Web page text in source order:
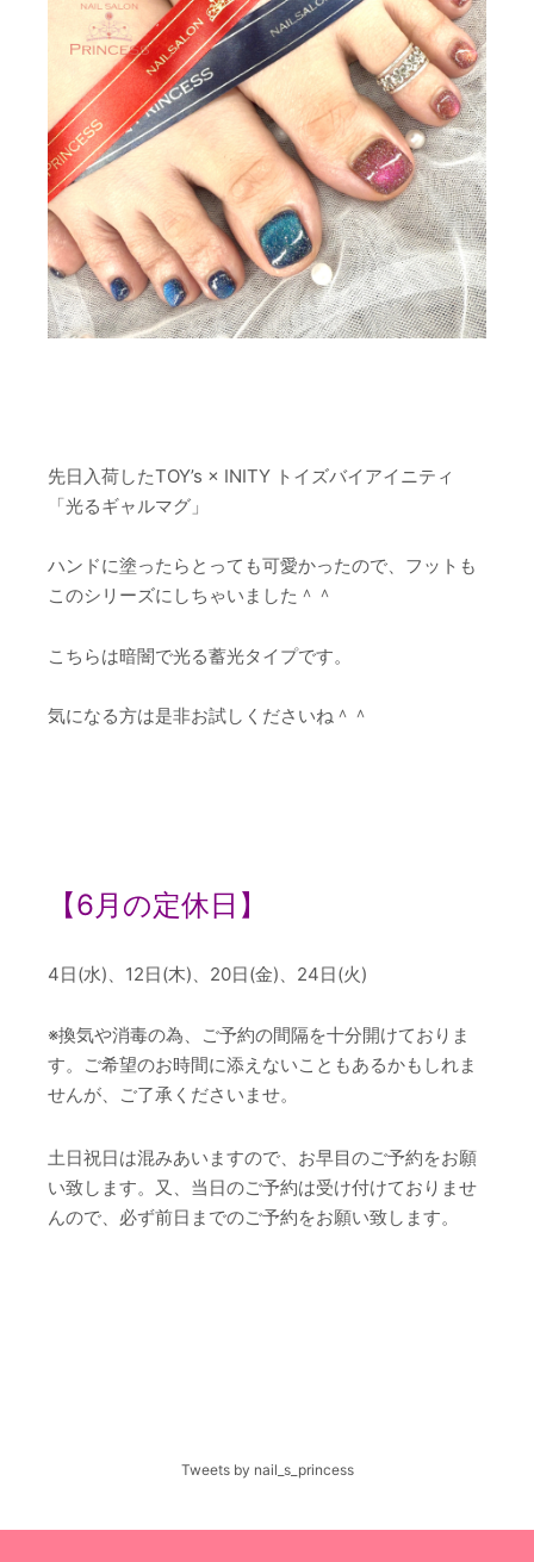
先日入荷したTOY’s × INITY トイズバイアイニティ
「光るギャルマグ」
ハンドに塗ったらとっても可愛かったので、フットも
このシリーズにしちゃいました＾＾
こちらは暗闇で光る蓄光タイプです。
気になる方は是非お試しくださいね＾＾
【6 月の定休日】
4日(水)、12日(木)、20日(金)、24日(火)
※換気や消毒の為、ご予約の間隔を十分開けておりま
す。ご希望のお時間に添えないこともあるかもしれま
せんが、ご了承くださいませ。
土日祝日は混みあいますので、お早目のご予約をお願
い致します。又、当日のご予約は受け付けておりませ
んので、必ず前日までのご予約をお願い致します。
Tweets by nail_s_princess